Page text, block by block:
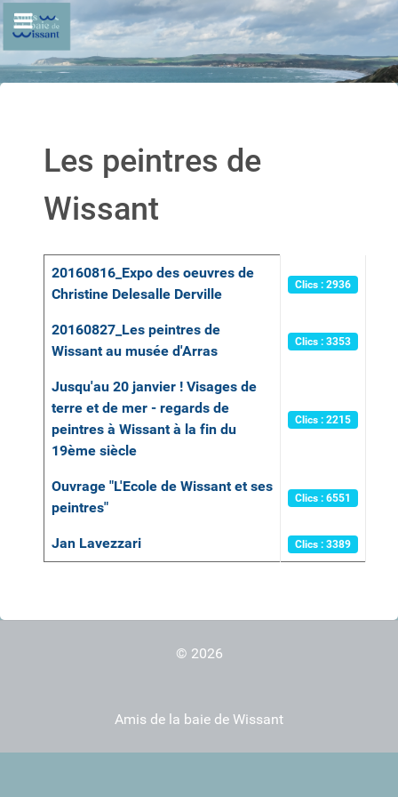
Les peintres de
Wissant
Articles
Titre Clics
20160816_Expo des oeuvres de
Christine Delesalle Derville
Clics : 2936
20160827_Les peintres de
Wissant au musée d'Arras
Clics : 3353
Jusqu'au 20 janvier ! Visages de
terre et de mer - regards de
peintres à Wissant à la fin du
19ème siècle
Clics : 2215
Ouvrage "L'Ecole de Wissant et ses
peintres"
Clics : 6551
Jan Lavezzari Clics : 3389
© 2026
Amis de la baie de Wissant